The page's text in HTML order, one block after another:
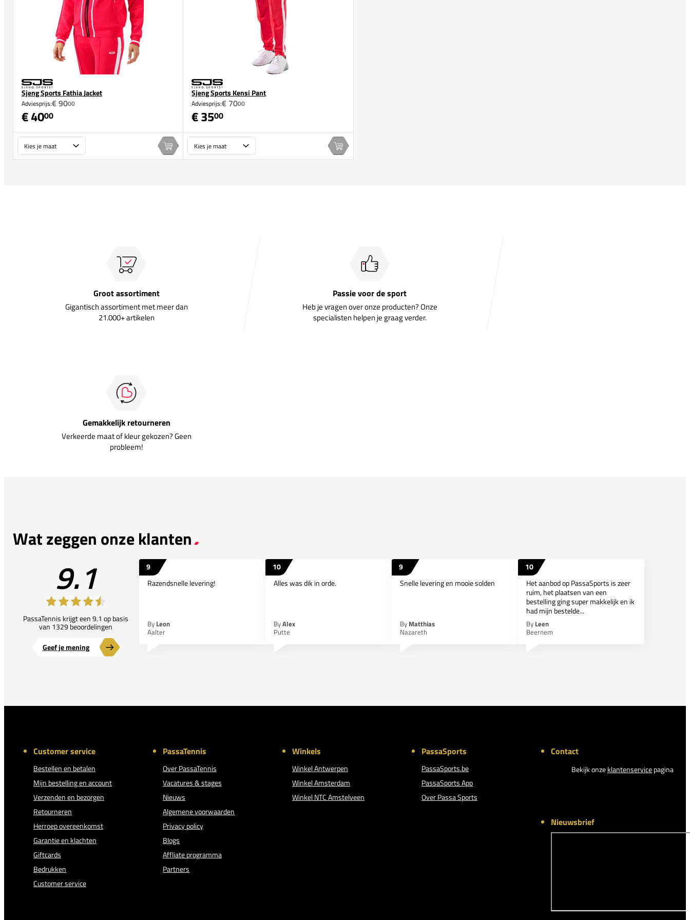
Sjeng Sports Fathia Jacket
Adviesprijs:€ 9000
€ 4000
In winkelwagen
Sjeng Sports Kensi Pant
Adviesprijs:€ 7000
€ 3500
In winkelwagen
Groot assortiment
Gigantisch assortiment met meer dan
21.000+ artikelen
Passie voor de sport
Heb je vragen over onze producten? Onze
specialisten helpen je graag verder.
Gemakkelijk retourneren
Verkeerde maat of kleur gekozen? Geen
probleem!
Wat zeggen onze klanten
9.1
PassaTennis krijgt een 9.1 op basis
van 1329 beoordelingen
Geef je mening
9
Razendsnelle levering!
By Leon
Aalter
10
Alles was dik in orde.
ByAlex
Putte
9
Snelle levering en mooie solden
By Matthias
Nazareth
10
Het aanbod op PassaSports is zeer
ruim, het plaatsen van een
bestelling ging super makkelijk en ik
had mijn bestelde...
By Leen
Beernem
Customer service
Bestellen en betalen
Mijn bestelling en account
Verzenden en bezorgen
Retourneren
Herroep overeenkomst
Garantie en klachten
Giftcards
Bedrukken
Customer service
PassaTennis
Over PassaTennis
Vacatures & stages
Nieuws
Algemene voorwaarden
Privacy policy
Blogs
Affliate programma
Partners
Winkels
Winkel Antwerpen
Winkel Amsterdam
Winkel NTC Amstelveen
PassaSports
PassaSports.be
PassaSports App
Over Passa Sports
Contact
Bekijk onzeklantenservicepagina
Nieuwsbrief